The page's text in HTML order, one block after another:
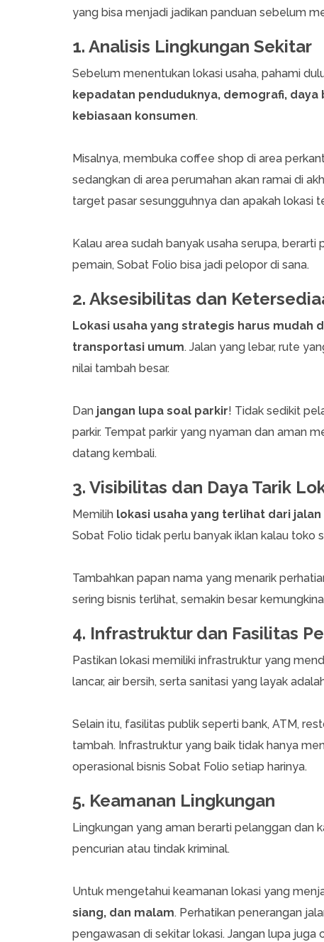
yang bisa menjadi jadikan panduan sebelum
1. Analisis Lingkungan Sekitar
Sebelum menentukan lokasi usaha, pahami
kepadatan penduduknya, demografi,
kebiasaan konsumen.
Misalnya, membuka coffee shop di area
sedangkan di area perumahan akan ramai di
target pasar sesungguhnya dan apakah lokasi
Kalau area sudah banyak usaha serupa,
pemain, Sobat Folio bisa jadi pelopor di sana.
2. Aksesibilitas dan
Lokasi usaha yang strategis harus mudah
transportasi umum. Jalan yang lebar, rute
nilai tambah besar.
Dan jangan lupa soal parkir! Tidak sedikit
parkir. Tempat parkir yang nyaman dan aman
datang kembali.
3. Visibilitas dan Daya Tarik
Memilih lokasi usaha yang terlihat dari
Sobat Folio tidak perlu banyak iklan kalau toko
Tambahkan papan nama yang menarik
sering bisnis terlihat, semakin besar
4. Infrastruktur dan Fasilitas
Pastikan lokasi memiliki infrastruktur yang
lancar, air bersih, serta sanitasi yang layak
Selain itu, fasilitas publik seperti bank, ATM,
tambah. Infrastruktur yang baik tidak hanya
operasional bisnis Sobat Folio setiap harinya.
5. Keamanan Lingkungan
Lingkungan yang aman berarti pelanggan dan
pencurian atau tindak kriminal.
Untuk mengetahui keamanan lokasi yang
siang, dan malam. Perhatikan penerangan
pengawasan di sekitar lokasi. Jangan lupa